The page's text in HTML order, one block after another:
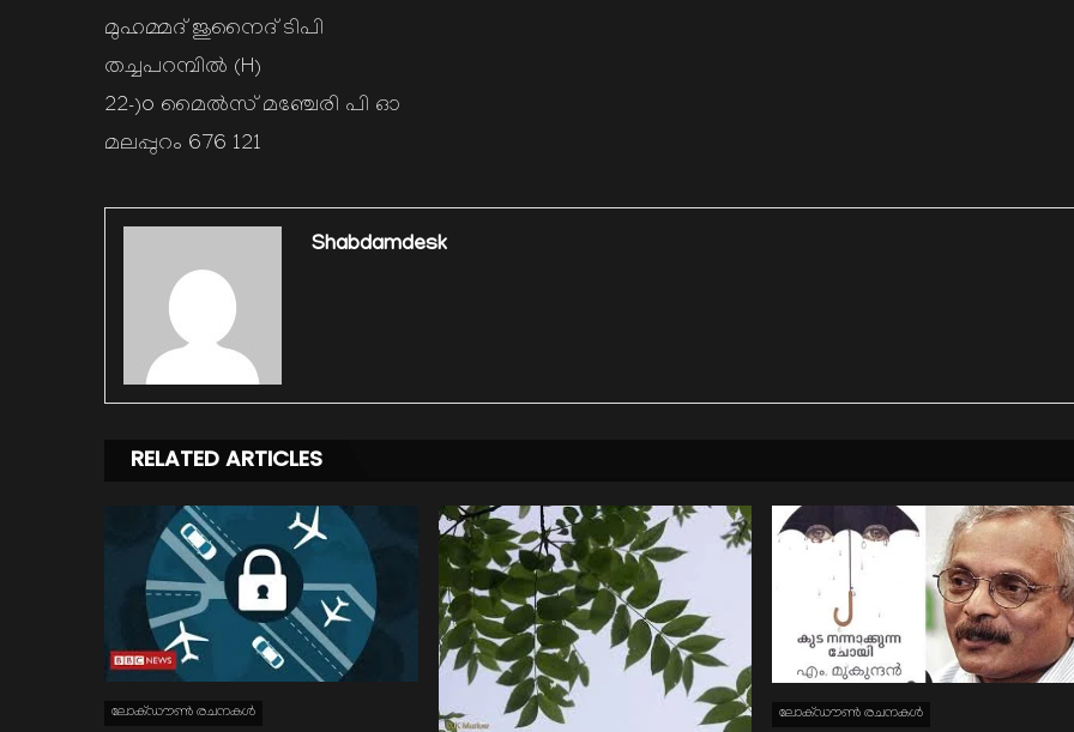
മുഹമ്മദ്‌ ജുനൈദ് ടിപി
തച്ചപറമ്പിൽ (H)
22-)o മൈൽസ് മഞ്ചേരി പി ഓ
മലപ്പുറം 676 121
Shabdamdesk
RELATED ARTICLES
ലോക്ഡൗണ്‍ രചനകള്‍ ലോക്ഡൗണ്‍ രചനകള്‍